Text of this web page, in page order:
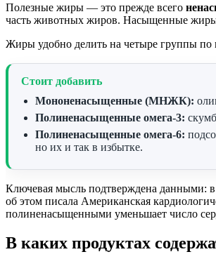
Полезные жиры — это прежде всего
часть животных жиров. Насыщенные
Жиры удобно делить на четыре группы по
Стоит добавить
Мононенасыщенные (МНЖК):
Полиненасыщенные омега-3:
Полиненасыщенные омега-6:
но их и так в избытке.
Ключевая мысль подтверждена данными:
об этом писала Американская
полиненасыщенными уменьшает число
В каких продуктах